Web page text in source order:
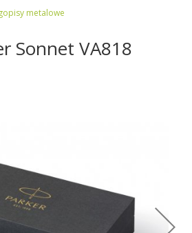
metalowe
Sonnet VA818